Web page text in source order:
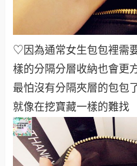
♡因為通常女生包包裡需
樣的分隔分層收納也會更
最怕沒有分隔夾層的包包
就像在挖寶藏一樣的難找